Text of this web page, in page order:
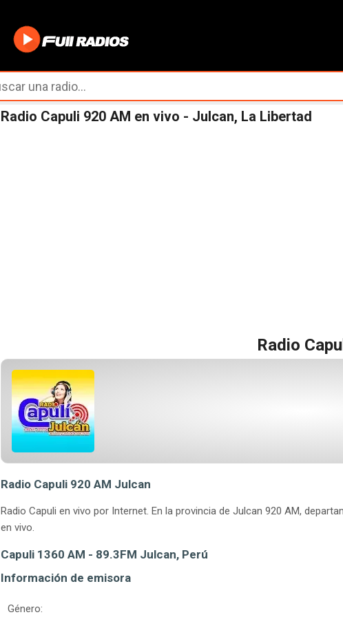
Radio Capuli 920 AM en vivo - Julcan, La Libertad
Radio
Radio Capuli 920 AM Julcan
Radio Capuli en vivo por Internet. En la provincia de Julcan 920 AM,
en vivo.
Capuli 1360 AM - 89.3FM Julcan, Perú
Información de emisora
Género: